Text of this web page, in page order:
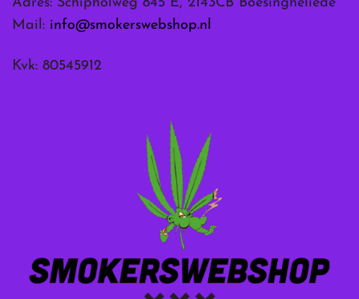
Mail: info@smokerswebshop.nl
Kvk: 80545912